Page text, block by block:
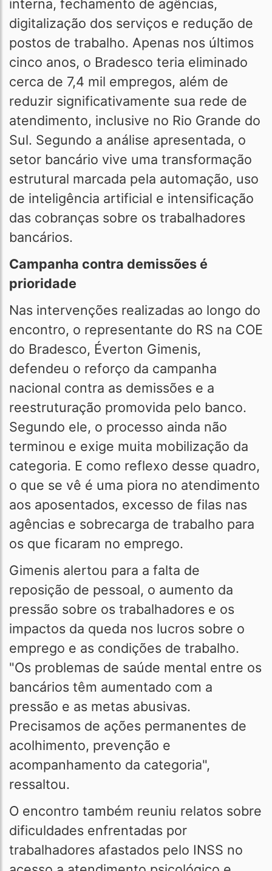
interna, fechamento de agências,
digitalização dos serviços e redução de
postos de trabalho. Apenas nos últimos
cinco anos, o Bradesco teria eliminado
cerca de 7,4 mil empregos, além de
reduzir significativamente sua rede de
atendimento, inclusive no Rio Grande do
Sul. Segundo a análise apresentada, o
setor bancário vive uma transformação
estrutural marcada pela automação, uso
de inteligência artificial e intensificação
das cobranças sobre os trabalhadores
bancários.
Campanha contra demissões é
prioridade
Nas intervenções realizadas ao longo do
encontro, o representante do RS na COE
do Bradesco, Éverton Gimenis,
defendeu o reforço da campanha
nacional contra as demissões e a
reestruturação promovida pelo banco.
Segundo ele, o processo ainda não
terminou e exige muita mobilização da
categoria. E como reflexo desse quadro,
o que se vê é uma piora no atendimento
aos aposentados, excesso de filas nas
agências e sobrecarga de trabalho para
os que ficaram no emprego.
Gimenis alertou para a falta de
reposição de pessoal, o aumento da
pressão sobre os trabalhadores e os
impactos da queda nos lucros sobre o
emprego e as condições de trabalho.
"Os problemas de saúde mental entre os
bancários têm aumentado com a
pressão e as metas abusivas.
Precisamos de ações permanentes de
acolhimento, prevenção e
acompanhamento da categoria",
ressaltou.
O encontro também reuniu relatos sobre
dificuldades enfrentadas por
trabalhadores afastados pelo INSS no